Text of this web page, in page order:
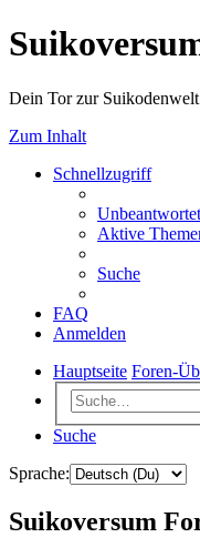
Dein Tor zur Suikodenwelt
Zum Inhalt
Schnellzugriff
Aktive
Suche
FAQ
Anmelden
Hauptseite Foren-
Suche
Sprache:
Suikoversum